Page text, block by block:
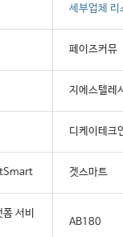
세부업체 리
페이즈커뮤
지에스텔레
디케이테크
겟스마트
서비
AB180